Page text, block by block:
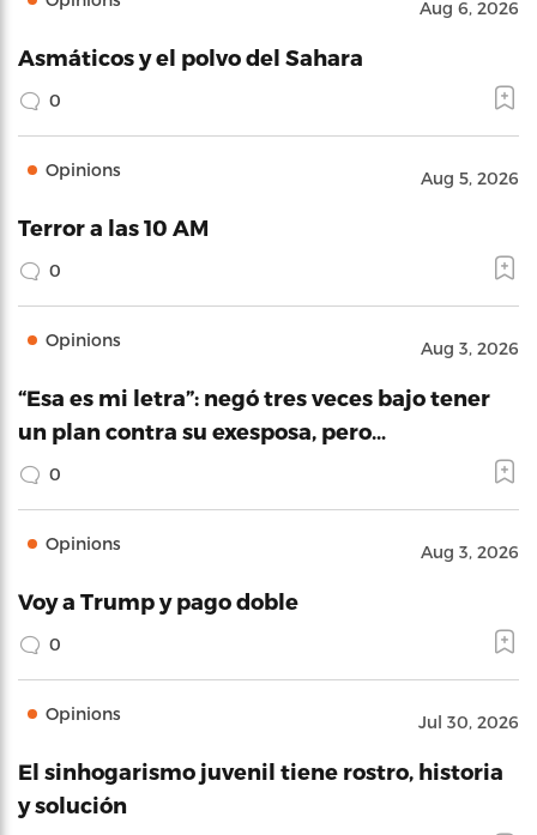
Aug 6, 2026
Asmáticos y el polvo del Sahara
0
Opinions Aug 5, 2026
Terror a las 10 AM
0
Opinions Aug 3, 2026
“Esa es mi letra”: negó tres veces bajo tener
un plan contra su exesposa, pero…
0
Opinions Aug 3, 2026
Voy a Trump y pago doble
0
Opinions Jul 30, 2026
El sinhogarismo juvenil tiene rostro, historia
y solución